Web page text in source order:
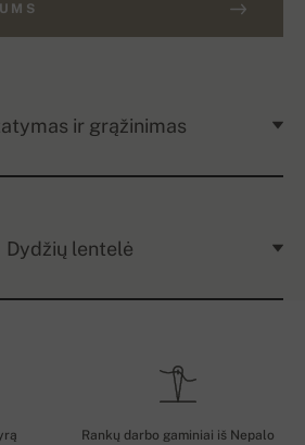
ir grąžinimas
Dydžių lentelė
Rankų darbo gaminiai iš Nepalo